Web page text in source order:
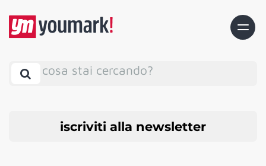
cosa stai cercando?
iscriviti alla newsletter